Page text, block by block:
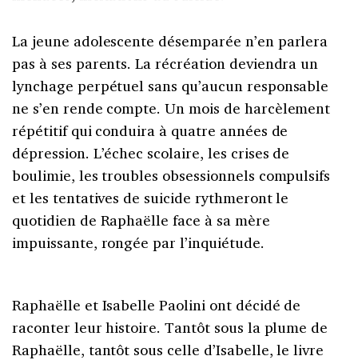
La jeune adolescente désemparée n’en parlera
pas à ses parents. La récréation deviendra un
lynchage perpétuel sans qu’aucun responsable
ne s’en rende compte. Un mois de harcèlement
répétitif qui conduira à quatre années de
dépression. L’échec scolaire, les crises de
boulimie, les troubles obsessionnels compulsifs
et les tentatives de suicide rythmeront le
quotidien de Raphaëlle face à sa mère
impuissante, rongée par l’inquiétude.
Raphaëlle et Isabelle Paolini ont décidé de
raconter leur histoire. Tantôt sous la plume de
Raphaëlle, tantôt sous celle d’Isabelle, le livre